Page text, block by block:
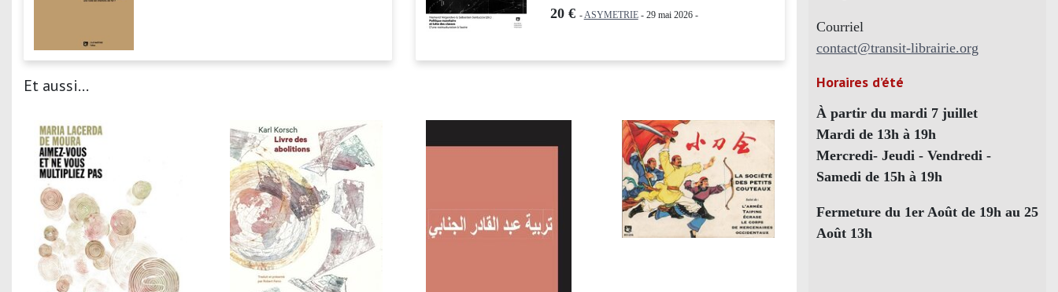
20 € -ASYMETRIE- 29 mai 2026 -
Et aussi...
Courriel
contact@transit-librairie.org
Horaires d’été
À partir du mardi 7 juillet
Mardi de 13h à 19h
Mercredi- Jeudi - Vendredi -
Samedi de 15h à 19h
Fermeture du 1er Août de 19h au 25
Août 13h